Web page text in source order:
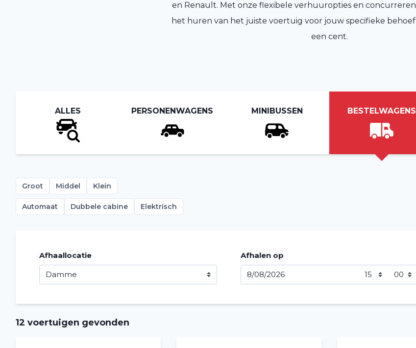
en Renault. Met onze flexibele verhuuropties en
het huren van het juiste voertuig voor jouw specifieke
een cent.
ALLES PERSONENWAGENS MINIBUSSEN BESTELWAGENS
Groot Middel Klein
Automaat Dubbele cabine Elektrisch
Afhaallocatie Afhalen op
12 voertuigen gevonden